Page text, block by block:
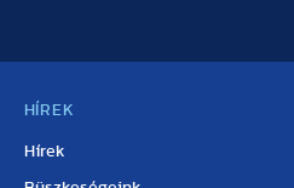
HÍREK
Hírek